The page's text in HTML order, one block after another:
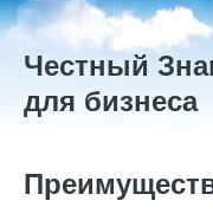
Честный
для бизнеса